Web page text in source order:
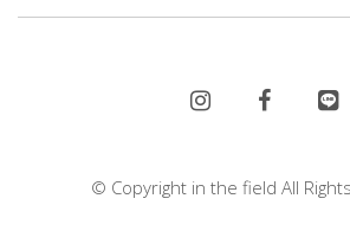
© Copyright in the field All